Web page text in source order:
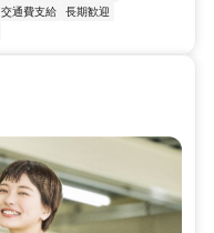
交通費支給
長期歓迎